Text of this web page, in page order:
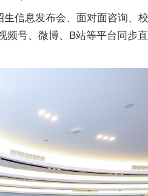
信息发布会、面对面咨询、
号、微博、B站等平台同步